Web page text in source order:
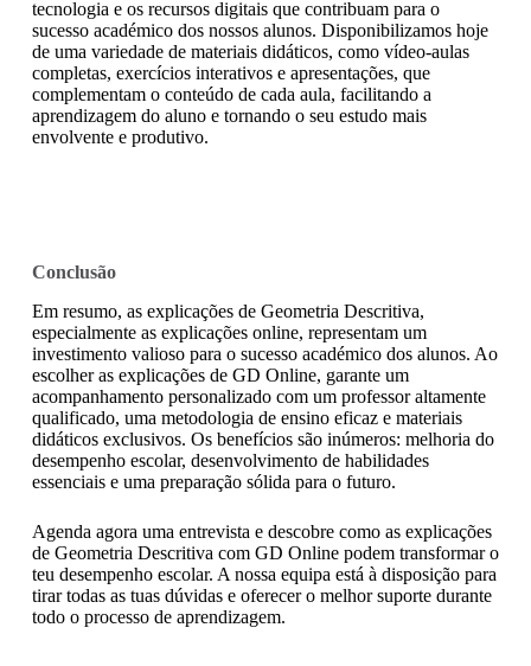
tecnologia e os recursos digitais que contribuam para o
sucesso académico dos nossos alunos. Disponibilizamos hoje
de uma variedade de materiais didáticos, como vídeo-aulas
completas, exercícios interativos e apresentações, que
complementam o conteúdo de cada aula, facilitando a
aprendizagem do aluno e tornando o seu estudo mais
envolvente e produtivo.
Conclusão
Em resumo, as explicações de Geometria Descritiva,
especialmente as explicações online, representam um
investimento valioso para o sucesso académico dos alunos. Ao
escolher as explicações de GD Online, garante um
acompanhamento personalizado com um professor altamente
qualificado, uma metodologia de ensino eficaz e materiais
didáticos exclusivos. Os benefícios são inúmeros: melhoria do
desempenho escolar, desenvolvimento de habilidades
essenciais e uma preparação sólida para o futuro.
Agenda agora uma entrevista e descobre como as explicações
de Geometria Descritiva com GD Online podem transformar o
teu desempenho escolar. A nossa equipa está à disposição para
tirar todas as tuas dúvidas e oferecer o melhor suporte durante
todo o processo de aprendizagem.